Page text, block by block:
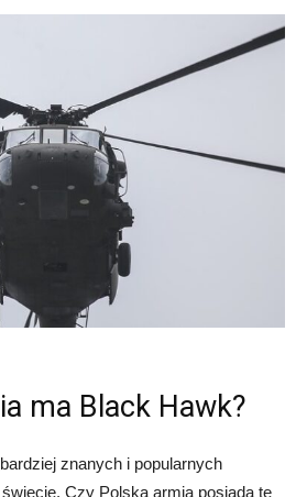
ma Black Hawk?
znanych i popularnych
Czy Polska armia posiada te